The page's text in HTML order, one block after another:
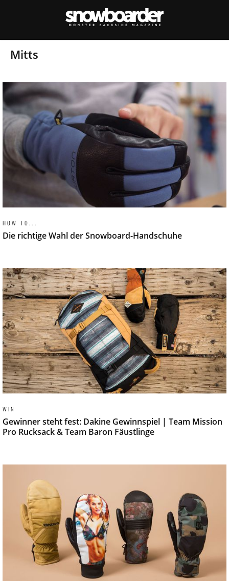
Mitts
HOW TO...
Die richtige Wahl der Snowboard-Handschuhe
WIN
Gewinner steht fest: Dakine Gewinnspiel | Team Mission
Pro Rucksack & Team Baron Fäustlinge